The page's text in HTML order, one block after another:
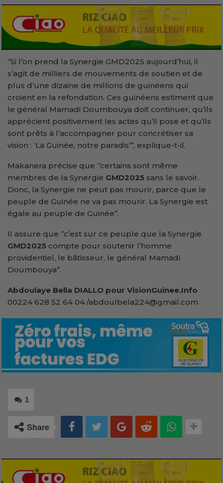
‘’Si l’on prend la Synergie GMD2025 aujourd’hui, il
s’agit de milliers de mouvements de soutien et de
plus d’une dizaine de millions de guinéens qui
croient en la refondation. Ces guinéens estiment que
le général Mamadi Doumbouya doit continuer, qu’ils
apprécient positivement les actes qu’il pose et qu’ils
sont prêts à l’accompagner pour concrétiser sa
vision : ‘La Guinée, notre paradis’’’, explique-t-il.
Makanera précise que ‘’certains sont même
membres de la Synergie GMD2025 sans le savoir.
Donc, la Synergie ne peut pas mourir, parce que le
peuple de Guinée ne va pas mourir. La Synergie est
égale au peuple de Guinée’’.
Il assure que ‘’c’est sur ce peuple que la Synergie
GMD2025 compte pour soutenir l’homme
providentiel, le bâtisseur, le général Mamadi
Doumbouya’’.
Abdoulaye Bella DIALLO pour VisionGuinee.Info
00224 628 52 64 04 /abdoulbela224@gmail.com
1
Share